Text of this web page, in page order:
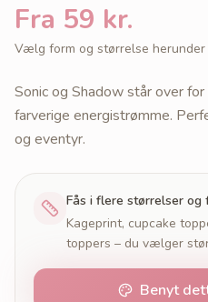
Fra 59 kr.
Vælg form og størrelse herunder
Sonic og Shadow står over
farverige energistrømme.
og eventyr.
Fås i flere størrelser og
Kageprint, cupcake
toppers – du vælger
Benyt